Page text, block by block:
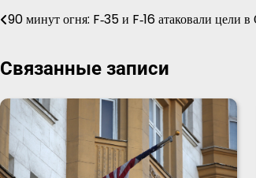
Навигация
записям
90 минут огня: F‑35 и F‑16 атаковали цели
Связанные записи